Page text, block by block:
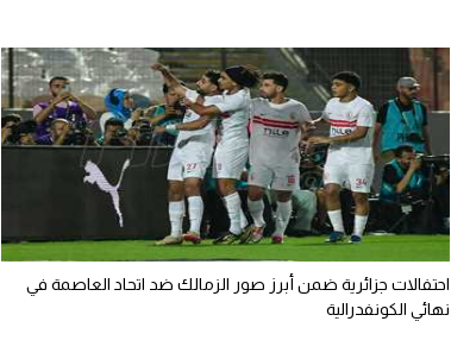
احتفالات جزائرية ضمن أبرز صور الزمالك ضد اتحاد العاصمة في
نهائي الكونفدرالية